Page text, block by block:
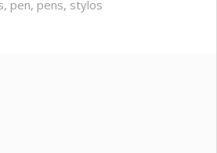
, pen, pens, stylos